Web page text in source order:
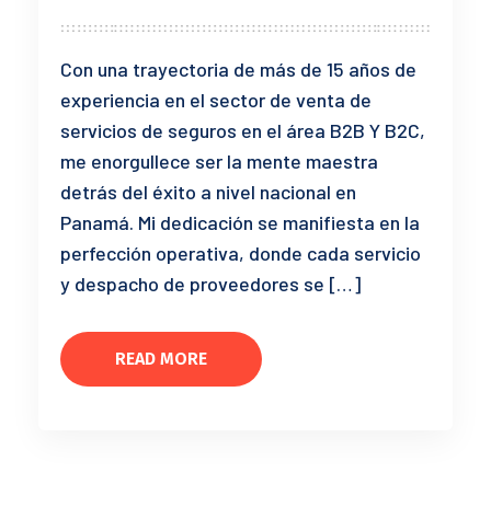
Con una trayectoria de más de 15 años de
experiencia en el sector de venta de
servicios de seguros en el área B2B Y B2C,
me enorgullece ser la mente maestra
detrás del éxito a nivel nacional en
Panamá. Mi dedicación se manifiesta en la
perfección operativa, donde cada servicio
y despacho de proveedores se […]
READ MORE